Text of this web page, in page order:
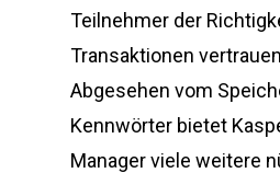
Teilnehmer der
Transaktionen
Abgesehen vom
Kennwörter bietet
Manager viele weitere